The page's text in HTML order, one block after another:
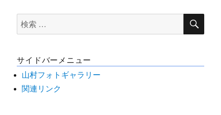
検
索
象:
検
サイドバーメニュー
山村フォトギャラリー
関連リンク